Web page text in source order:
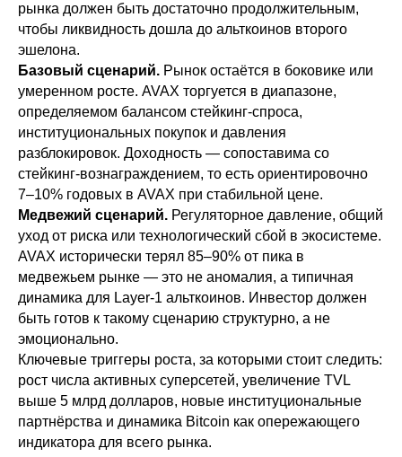
рынка должен быть достаточно продолжительным,
чтобы ликвидность дошла до альткоинов второго
эшелона.
Базовый сценарий. Рынок остаётся в боковике или
умеренном росте. AVAX торгуется в диапазоне,
определяемом балансом стейкинг-спроса,
институциональных покупок и давления
разблокировок. Доходность — сопоставима со
стейкинг-вознаграждением, то есть ориентировочно
7–10% годовых в AVAX при стабильной цене.
Медвежий сценарий. Регуляторное давление, общий
уход от риска или технологический сбой в экосистеме.
AVAX исторически терял 85–90% от пика в
медвежьем рынке — это не аномалия, а типичная
динамика для Layer-1 альткоинов. Инвестор должен
быть готов к такому сценарию структурно, а не
эмоционально.
Ключевые триггеры роста, за которыми стоит следить:
рост числа активных суперсетей, увеличение TVL
выше 5 млрд долларов, новые институциональные
партнёрства и динамика Bitcoin как опережающего
индикатора для всего рынка.